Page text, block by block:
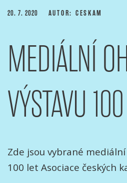
Přejít
webu
ČESKÝCH
portál Asociace českých kameramanů
PUBLIKOVÁNO
20. 7. 2020 AUTOR: CESKAM
MEDIÁLNÍ
VÝSTAVU
Zde jsou vybrané
100 let Asociace českých